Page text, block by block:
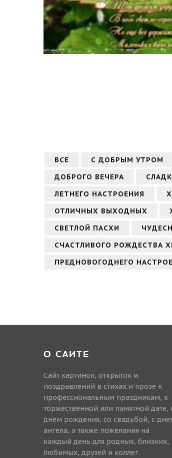
ВСЕ С ДОБРЫМ УТРОМ
ДОБРОГО ВЕЧЕРА
ЛЕТНЕГО НАСТРОЕНИЯ
ОТЛИЧНЫХ ВЫХОДНЫХ
СВЕТЛОЙ ПАСХИ
СЧАСТЛИВОГО РОЖДЕСТВА
ПРЕДНОВОГОДНЕГО
О САЙТЕ
Сайт картинок, открыток и
поздравлений в стихах и прозе к
профессиональным праздникам, к
торжественной или памятной дате,
днем рождения, со свадьбой, с
ангела, а также пожелания на
каждый день для родных, близких,
любимых, друзей и коллег.